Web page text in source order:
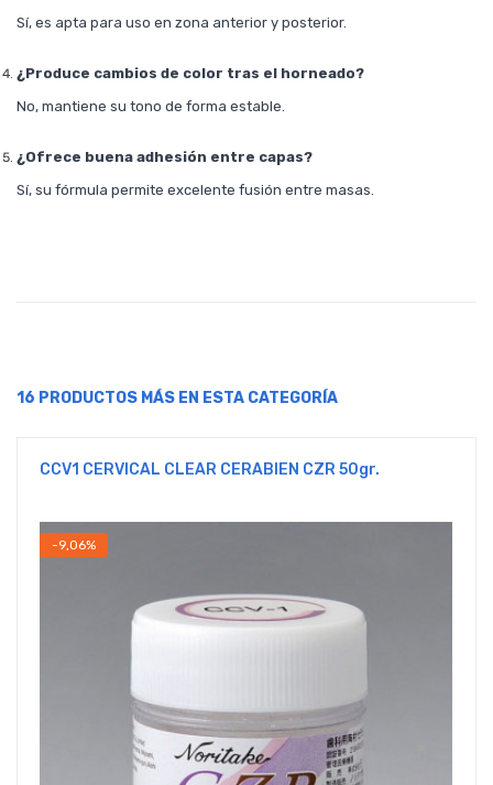
Sí, es apta para uso en zona anterior y posterior.
¿Produce cambios de color tras el horneado?
No, mantiene su tono de forma estable.
¿Ofrece buena adhesión entre capas?
Sí, su fórmula permite excelente fusión entre masas.
16 PRODUCTOS MÁS EN ESTA CATEGORÍA
CCV1 CERVICAL CLEAR CERABIEN CZR 50gr.
-9,06%